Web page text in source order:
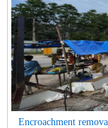
Encroachment